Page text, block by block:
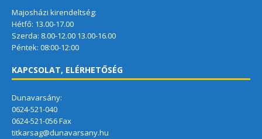
Majosházi kirendeltség:
Hétfő: 13.00-17.00
Szerda: 8.00-12.00 13.00-16.00
Péntek: 08:00-12:00
KAPCSOLAT, ELÉRHETŐSÉG
Dunavarsány:
0624-521-040
0624-521-056 Fax
titkarsag@dunavarsany.hu